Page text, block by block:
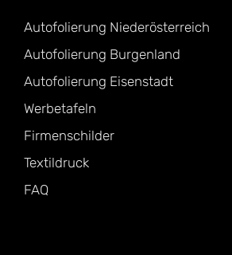
Autofolierung Niederösterreich
Autofolierung Burgenland
Autofolierung Eisenstadt
Werbetafeln
Firmenschilder
Textildruck
FAQ